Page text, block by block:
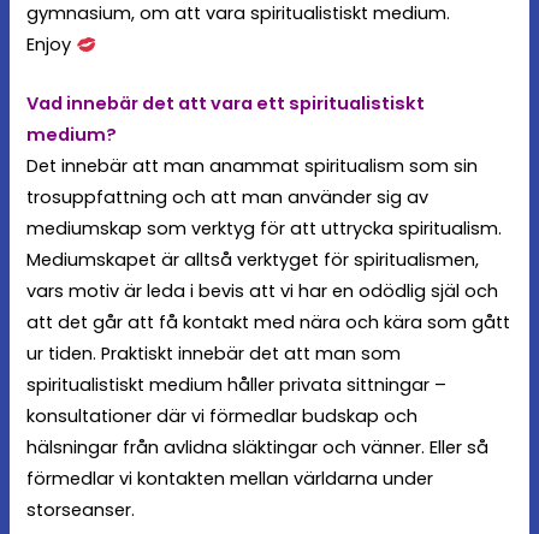
gymnasium, om att vara spiritualistiskt medium.
Enjoy
Vad innebär det att vara ett spiritualistiskt
medium?
Det innebär att man anammat spiritualism som sin
trosuppfattning och att man använder sig av
mediumskap som verktyg för att uttrycka spiritualism.
Mediumskapet är alltså verktyget för spiritualismen,
vars motiv är leda i bevis att vi har en odödlig själ och
att det går att få kontakt med nära och kära som gått
ur tiden. Praktiskt innebär det att man som
spiritualistiskt medium håller privata sittningar –
konsultationer där vi förmedlar budskap och
hälsningar från avlidna släktingar och vänner. Eller så
förmedlar vi kontakten mellan världarna under
storseanser.